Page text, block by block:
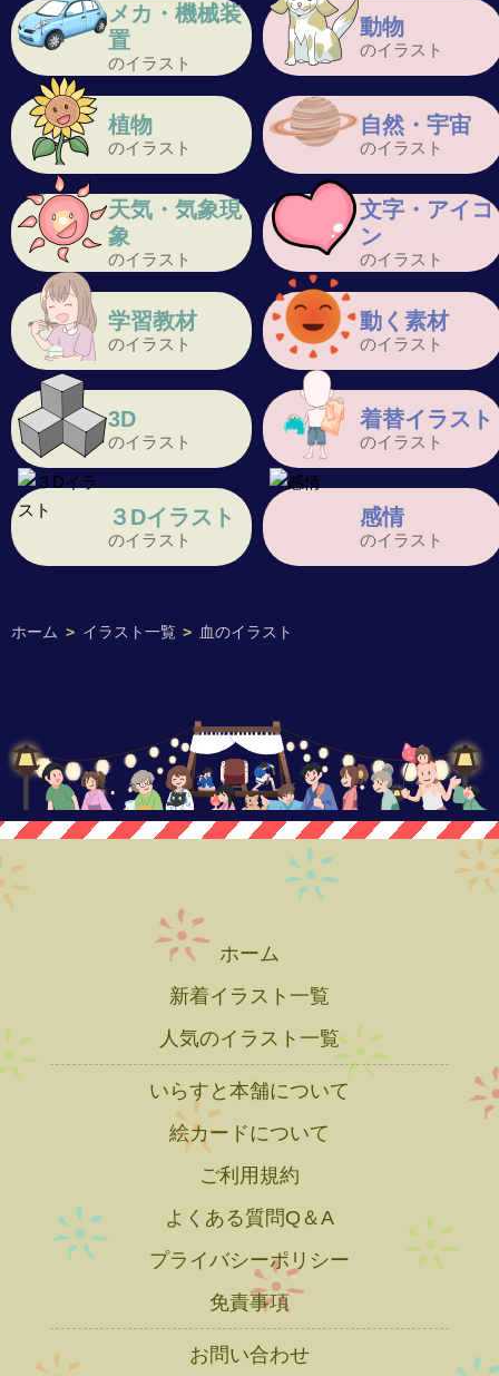
ホーム > イラスト一覧 > 血のイラスト
メカ・機械装
置
のイラスト
動物
のイラスト
植物
のイラスト
自然・宇宙
のイラスト
天気・気象現
象
のイラスト
文字・アイコ
ン
のイラスト
学習教材
のイラスト
動く素材
のイラスト
3D
のイラスト
着替イラスト
のイラスト
３Dイラスト
のイラスト
感情
のイラスト
ホーム
新着イラスト一覧
人気のイラスト一覧
いらすと本舗について
絵カードについて
ご利用規約
よくある質問Q＆A
プライバシーポリシー
免責事項
お問い合わせ